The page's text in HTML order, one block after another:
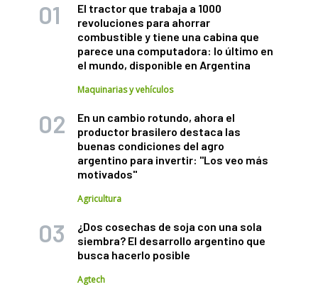
El tractor que trabaja a 1000
revoluciones para ahorrar
combustible y tiene una cabina que
parece una computadora: lo último en
el mundo, disponible en Argentina
Maquinarias y vehículos
En un cambio rotundo, ahora el
productor brasilero destaca las
buenas condiciones del agro
argentino para invertir: "Los veo más
motivados"
Agricultura
¿Dos cosechas de soja con una sola
siembra? El desarrollo argentino que
busca hacerlo posible
Agtech